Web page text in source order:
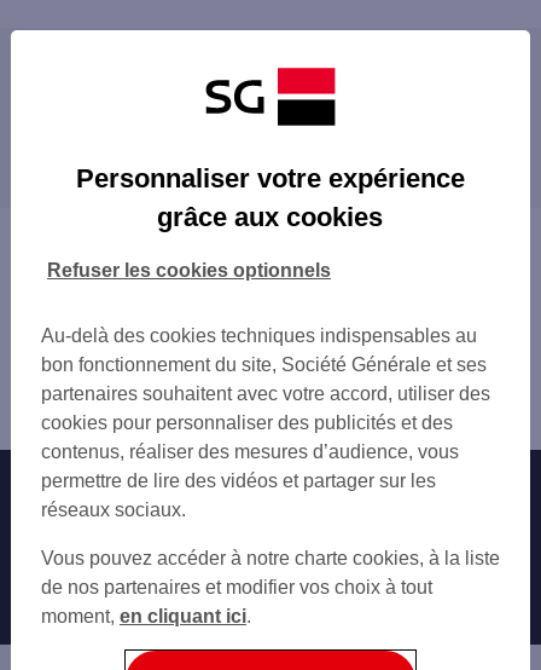
Les distributeurs/automates à proximité
MARSEILLE ESPACE PRO
MARSEILLE 49 RUE GRIGNAN
MARSEILLE 47 ALL LEON GAMBETTA
MARSEILLE 3 PL CASTELLANE
MARSEILLE 71 BD CHAVE
GARE SNCF DE MARSEILLE
MARSEILLE 141 AV DU PRADO
MARSEILLE CORDERIE
MARSEILLE E DELIBES
MARSEILLE BAILLE
MARSEILLE JOLIETTE
MARSEILLE SEBASTOPOL
MARSEILLE CINQ AVENUE
MARSEILLE 5 BD DE DUNKERQUE
MARSEILLE 237 BD DE LA LIBERATI
proximité
PLAN-DE-CUQUES
ALLAUCH
AUBAGNE
BOUC-BEL-AIR
MARIGNANE
GARDANNE
CHÂTEAUNEUF-LES-MARTIGUES
VITROLLES
LA CIOTAT
BERRE-L'ÉTANG
Vous êtes ici : Accueil
Trouver une agence bancaire
Bouches-du-Rhône
Marseille 1er
Distributeur/automate MARSEILLE 59 RUE SAINT
FERREOL
Nos engagements Nous contacter
Autres sites SG
Professionnels
Entreprises
Personnaliser votre expérience
grâce aux cookies
Au-delà des cookies techniques indispensables au
bon fonctionnement du site, Société Générale et ses
partenaires souhaitent avec votre accord, utiliser des
cookies pour personnaliser des publicités et des
contenus, réaliser des mesures d’audience, vous
permettre de lire des vidéos et partager sur les
réseaux sociaux.
Vous pouvez accéder à notre charte cookies, à la liste
de nos partenaires et modifier vos choix à tout
moment, en cliquant ici.
Refuser les cookies optionnels